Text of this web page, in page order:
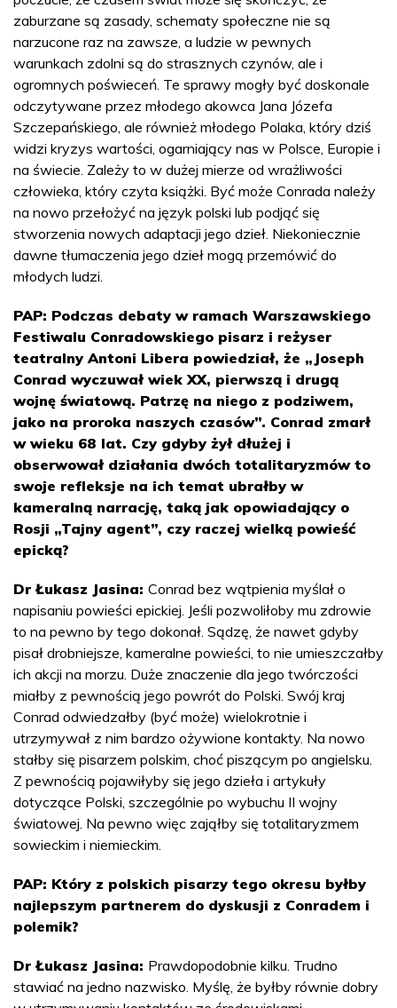
zaburzane są zasady, schematy społeczne nie są
narzucone raz na zawsze, a ludzie w pewnych
warunkach zdolni są do strasznych czynów, ale i
ogromnych poświeceń. Te sprawy mogły być doskonale
odczytywane przez młodego akowca Jana Józefa
Szczepańskiego, ale również młodego Polaka, który dziś
widzi kryzys wartości, ogarniający nas w Polsce, Europie i
na świecie. Zależy to w dużej mierze od wrażliwości
człowieka, który czyta książki. Być może Conrada należy
na nowo przełożyć na język polski lub podjąć się
stworzenia nowych adaptacji jego dzieł. Niekoniecznie
dawne tłumaczenia jego dzieł mogą przemówić do
młodych ludzi.
PAP: Podczas debaty w ramach Warszawskiego
Festiwalu Conradowskiego pisarz i reżyser
teatralny Antoni Libera powiedział, że „Joseph
Conrad wyczuwał wiek XX, pierwszą i drugą
wojnę światową. Patrzę na niego z podziwem,
jako na proroka naszych czasów”. Conrad zmarł
w wieku 68 lat. Czy gdyby żył dłużej i
obserwował działania dwóch totalitaryzmów to
swoje refleksje na ich temat ubrałby w
kameralną narrację, taką jak opowiadający o
Rosji „Tajny agent”, czy raczej wielką powieść
epicką?
Dr Łukasz Jasina: Conrad bez wątpienia myślał o
napisaniu powieści epickiej. Jeśli pozwoliłoby mu zdrowie
to na pewno by tego dokonał. Sądzę, że nawet gdyby
pisał drobniejsze, kameralne powieści, to nie umieszczałby
ich akcji na morzu. Duże znaczenie dla jego twórczości
miałby z pewnością jego powrót do Polski. Swój kraj
Conrad odwiedzałby (być może) wielokrotnie i
utrzymywał z nim bardzo ożywione kontakty. Na nowo
stałby się pisarzem polskim, choć piszącym po angielsku.
Z pewnością pojawiłyby się jego dzieła i artykuły
dotyczące Polski, szczególnie po wybuchu II wojny
światowej. Na pewno więc zająłby się totalitaryzmem
sowieckim i niemieckim.
PAP: Który z polskich pisarzy tego okresu byłby
najlepszym partnerem do dyskusji z Conradem i
polemik?
Dr Łukasz Jasina: Prawdopodobnie kilku. Trudno
stawiać na jedno nazwisko. Myślę, że byłby równie dobry